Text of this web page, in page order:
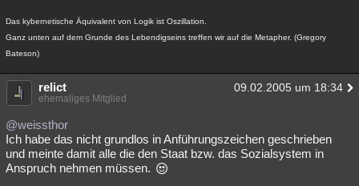
Das kybernetische Äquivalent von Logik ist Oszillation.
Ganz unten auf dem Grunde des Lebendigseins treffen wir auf die Metapher. (Gregory
Bateson)
relict 09.02.2005 um 18:34
ehemaliges Mitglied
@weissthor
Ich habe das nicht grundlos in Anführungszeichen geschrieben
und meinte damit alle die den Staat bzw. das Sozialsystem in
Anspruch nehmen müssen.